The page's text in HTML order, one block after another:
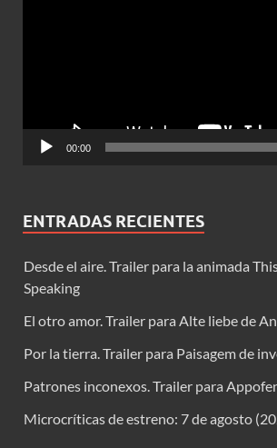
00:00
ENTRADAS RECIENTES
Desde el aire. Trailer para la animada
Speaking
El otro amor. Trailer para Alte liebe de
Por la tierra. Trailer para Paisagem de
Patrones inconexos. Trailer para
Microcríticas de estreno: 7 de agosto